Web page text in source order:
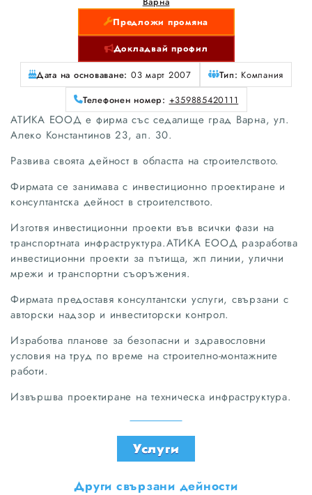
Предложи промяна
Докладвай профил
Дата на основаване: 03 март 2007 Тип: Компания
Телефонен номер: +359885420111
АТИКА ЕООД е фирма със седалище град Варна, ул.
Алеко Константинов 23, ап. 30.
Развива своята дейност в областта на строителството.
Фирмата се занимава с инвестиционно проектиране и
консултантска дейност в строителството.
Изготвя инвестиционни проекти във всички фази на
транспортната инфраструктура.АТИКА ЕООД разработва
инвестиционни проекти за пътища, жп линии, улични
мрежи и транспортни съоръжения.
Фирмата предоставя консултантски услуги, свързани с
авторски надзор и инвеститорски контрол.
Изработва планове за безопасни и здравословни
условия на труд по време на строително-монтажните
работи.
Извършва проектиране на техническа инфраструктура.
Услуги
Други свързани дейности